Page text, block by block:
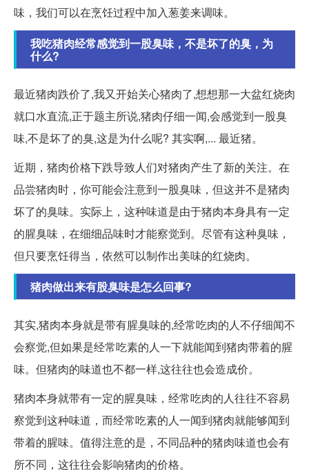
味，我们可以在烹饪过程中加入葱姜来调味。
我吃猪肉经常感觉到一股臭味，不是坏了的臭，为
什么?
最近猪肉跌价了,我又开始关心猪肉了,想想那一大盆红烧肉
就口水直流,正于题主所说,猪肉仔细一闻,会感觉到一股臭
味,不是坏了的臭,这是为什么呢? 其实啊,... 最近猪。
近期，猪肉价格下跌导致人们对猪肉产生了新的关注。在
品尝猪肉时，你可能会注意到一股臭味，但这并不是猪肉
坏了的臭味。实际上，这种味道是由于猪肉本身具有一定
的腥臭味，在细细品味时才能察觉到。尽管有这种臭味，
但只要烹饪得当，依然可以制作出美味的红烧肉。
猪肉做出来有股臭味是怎么回事?
其实,猪肉本身就是带有腥臭味的,经常吃肉的人不仔细闻不
会察觉,但如果是经常吃素的人一下就能闻到猪肉带着的腥
味。但猪肉的味道也不都一样,这往往也会造成价。
猪肉本身就带有一定的腥臭味，经常吃肉的人往往不容易
察觉到这种味道，而经常吃素的人一闻到猪肉就能够闻到
带着的腥味。值得注意的是，不同品种的猪肉味道也会有
所不同，这往往会影响猪肉的价格。